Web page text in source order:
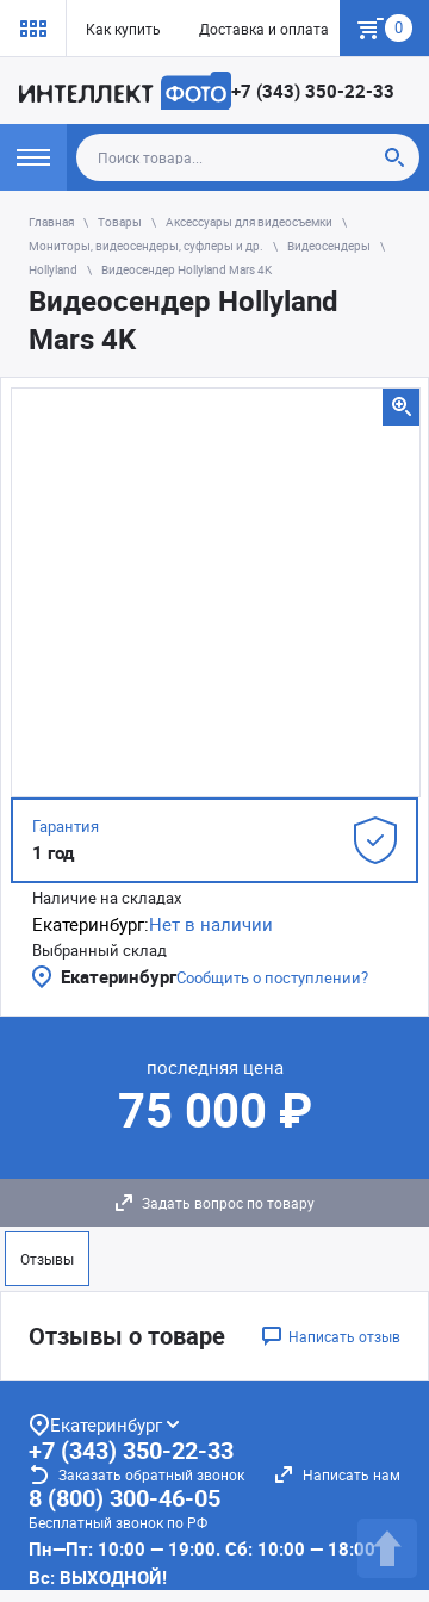
Как купить Доставка и оплата Гарантия
0
+7 (343) 350-22-33
Главная Товары
Аксессуары для видеосъемки
Мониторы, видеосендеры, суфлеры и др.
Видеосендеры
Hollyland
Видеосендер Hollyland Mars 4K
Видеосендер Hollyland
Mars 4K
Гарантия
1 год
Наличие на складах
Екатеринбург:Нет в наличии
Выбранный склад
ЕкатеринбургСообщить о поступлении?
последняя цена
75 000 ₽
Задать вопрос по товару
Отзывы
Отзывы о товаре Написать отзыв
Екатеринбург
+7 (343) 350-22-33
Заказать обратный звонок Написать нам
8 (800) 300-46-05
Бесплатный звонок по РФ
Пн—Пт: 10:00 — 19:00. Сб: 10:00 — 18:00
Вс: ВЫХОДНОЙ!